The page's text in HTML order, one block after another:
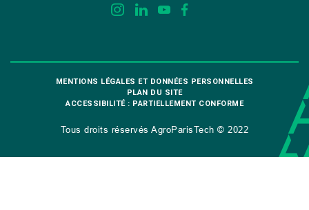
MENTIONS LÉGALES ET DONNÉES PERSONNELLES
PLAN DU SITE
ACCESSIBILITÉ : PARTIELLEMENT CONFORME
Tous droits réservés AgroParisTech © 2022